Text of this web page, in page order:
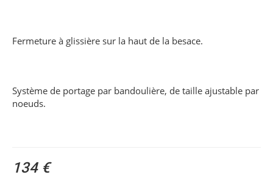
Fermeture à glissière sur la haut de la besace.
Système de portage par bandoulière, de taille ajustable par
noeuds.
134 €